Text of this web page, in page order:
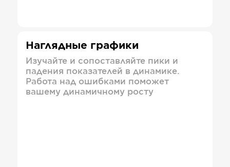
Наглядные графики
Изучайте и сопоставляйте пики и
падения показателей в динамике.
Работа над ошибками поможет
вашему динамичному росту